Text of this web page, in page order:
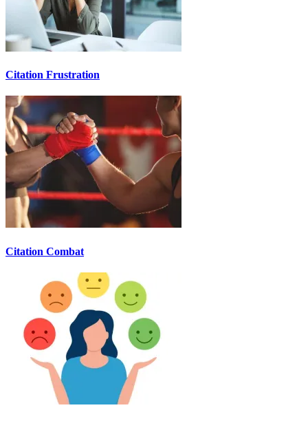
Citation Frustration
Citation Combat